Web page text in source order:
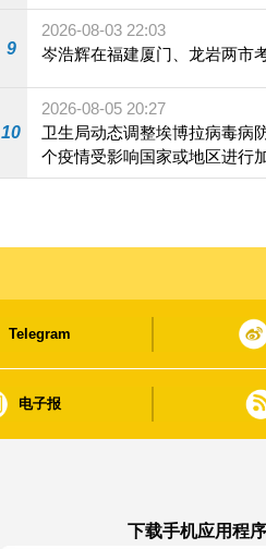
9
2026-08-03 22:03
岑浩辉在福建厦门、龙岩两市
10
2026-08-05 20:27
卫生局动态调整埃博拉病毒病
个疫情受影响国家或地区进行
施
Telegram
电子报
下载手机应用程序